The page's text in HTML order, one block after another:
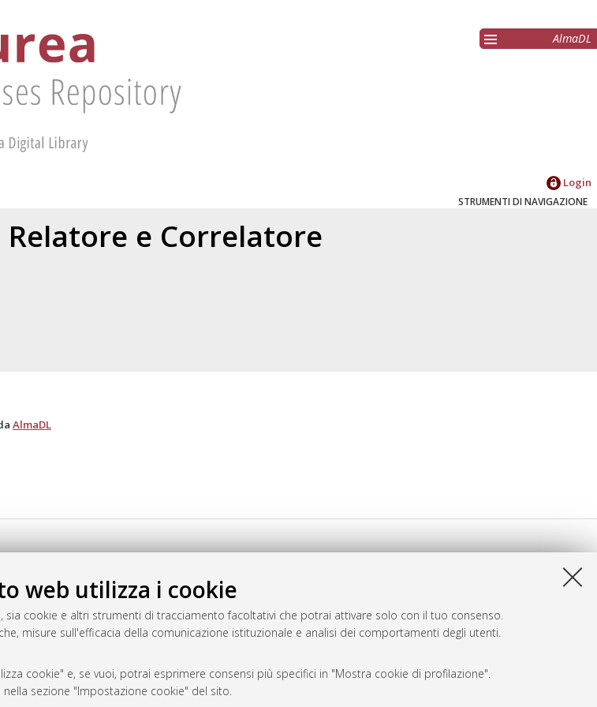
web utilizza i cookie
cookie e altri strumenti di tracciamento facoltativi che potrai attivare solo con il tuo consenso.
misure sull'efficacia della comunicazione istituzionale e analisi dei comportamenti degli utenti.
cookie" e, se vuoi, potrai esprimere consensi più specifici in "Mostra cookie di profilazione".
sezione "Impostazione cookie" del sito.
AlmaDL
Login
STRUMENTI DI NAVIGAZIONE
e Correlatore
AlmaDL